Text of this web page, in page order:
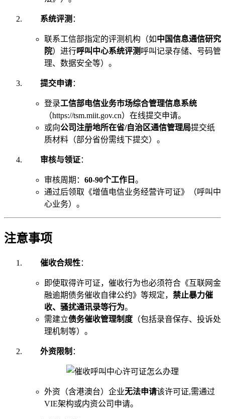
系统评测 ：
联系工信部指定的评测机构（如中国信息通信研究
院）进行呼叫中心系统评测 呼叫记录存储、号码管
理、数据安全等）。
提交申请：
登录工信部电信业务市场综合管理信息系统
（https://tsm.miit.gov.cn）在线提交申请。
或向公司注册地所在省/自治区通信管理局提交纸
质材料（部分省份需线下提交）。
审核与领证：
审核周期： 60-90个工作日 。
通过后领取《增值电信业务经营许可证》（呼叫中
心业务）。
注意事项
催收合规性：
即使取得许可证，催收行为也必须符合《互联网金
融逾期债务催收自律公约》等规定， 禁止暴力催
收、骚扰通讯录等行为。
需建立债务催收管理制度 （包括录音保存、投诉处
理机制等）。
外资限制 ：
外资（含港澳台）企业无法申请该许可证,需通过
VIE架构或内资公司申请。